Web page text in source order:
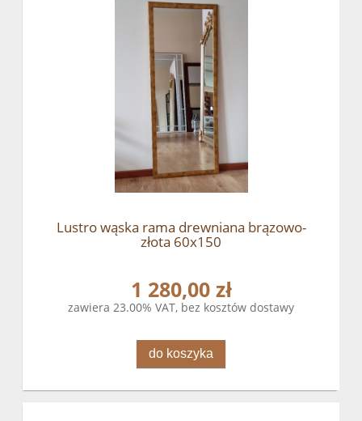
Lustro wąska rama drewniana brązowo-
złota 60x150
1 280,00 zł
zawiera 23.00% VAT, bez kosztów dostawy
do koszyka